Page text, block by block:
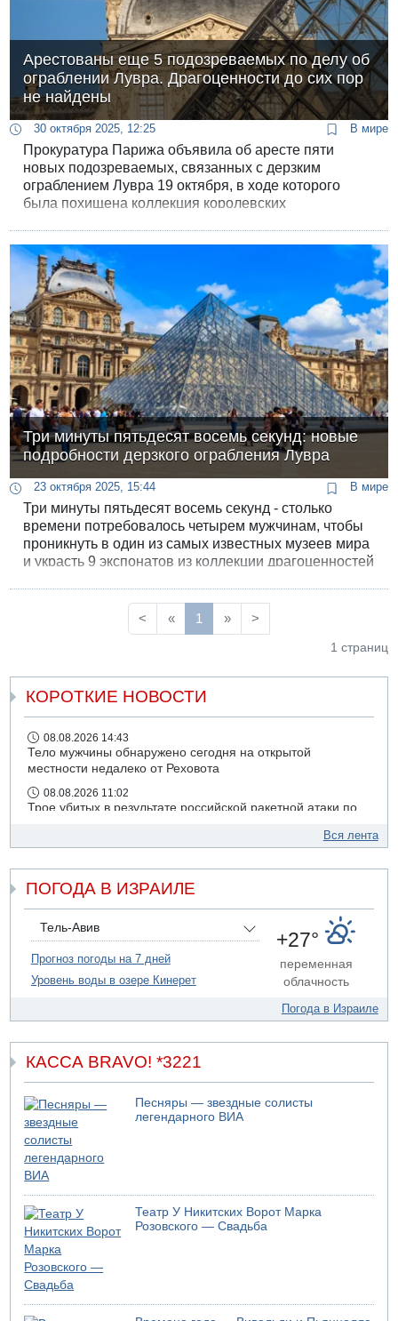
Арестованы еще 5 подозреваемых по делу об
ограблении Лувра. Драгоценности до сих пор
не найдены
30 октября 2025, 12:25 В мире
Прокуратура Парижа объявила об аресте пяти
новых подозреваемых, связанных с дерзким
ограблением Лувра 19 октября, в ходе которого
была похищена коллекция королевских
задержанных, местонахождение украденных
драгоценностей до сих пор остается неизвестным.
Три минуты пятьдесят восемь секунд: новые
подробности дерзкого ограбления Лувра
23 октября 2025, 15:44 В мире
Три минуты пятьдесят восемь секунд - столько
времени потребовалось четырем мужчинам, чтобы
проникнуть в один из самых известных музеев мира
и украсть 9 экспонатов из коллекции драгоценностей
<
« 1 » >
1 страниц
КОРОТКИЕ НОВОСТИ
08.08.2026 14:43
Тело мужчины обнаружено сегодня на открытой
местности недалеко от Реховота
08.08.2026 11:02
Трое убитых в результате российской ракетной атаки по
07.08.2026 20:43
07.08.2026 20:41
Ynet: "Хизбалла" запустила БПЛА со взрывчаткой по
07.08.2026 19:16
ДТП в Ашдоде: тяжело ранены двое маленьких детей
07.08.2026 19:14
Вся лента
ПОГОДА В ИЗРАИЛЕ
Тель-Авив
Прогноз погоды на 7 дней
Уровень воды в озере Кинерет
+27°
переменная
облачность
Погода в Израиле
КАССА BRAVO! *3221
Песняры — звездные солисты
легендарного ВИА
Театр У Никитских Ворот Марка
Розовского — Свадьба